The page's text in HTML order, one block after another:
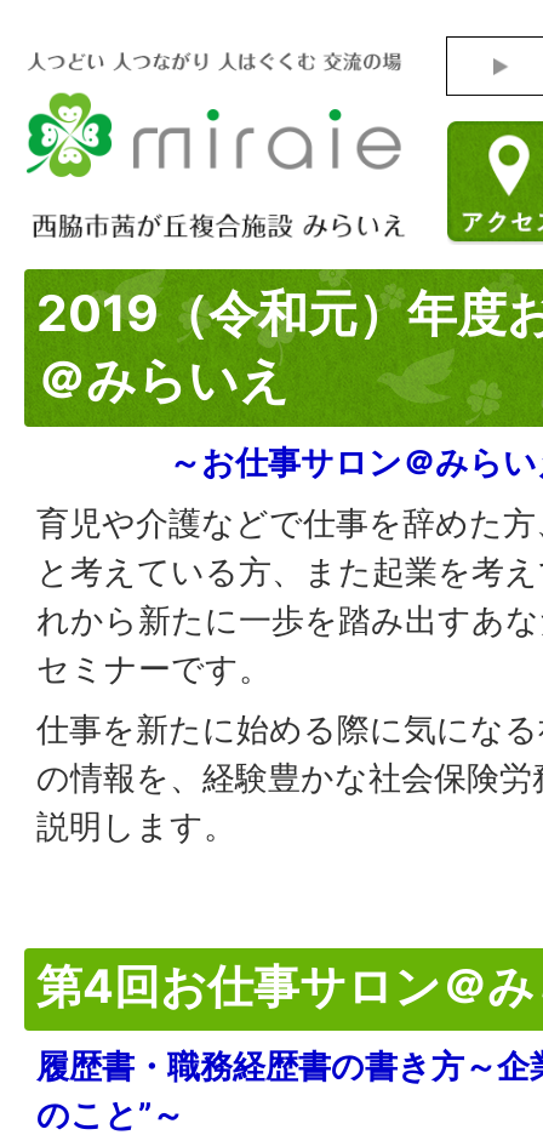
2019（令和元）年度
＠みらいえ
～お仕事サロン＠みら
育児や介護などで仕事を辞めた
と考えている方、また起業を考
れから新たに一歩を踏み出すあ
セミナーです。
仕事を新たに始める際に気にな
の情報を、経験豊かな社会保険
説明します。
第4回お仕事サロン＠
履歴書・職務経歴書の書き方～
のこと”～